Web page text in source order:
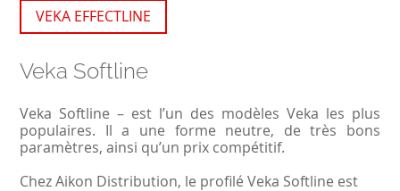
VEKA EFFECTLINE
Veka Softline
Veka Softline – est l’un des modèles Veka les plus
populaires. Il a une forme neutre, de très bons
paramètres, ainsi qu’un prix compétitif.
Chez Aikon Distribution, le profilé Veka Softline est